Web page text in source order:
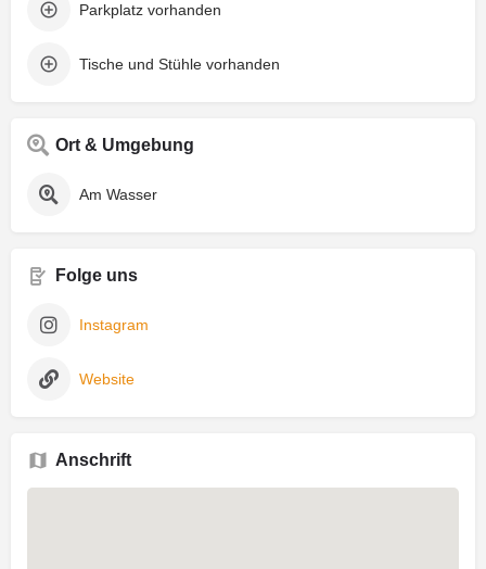
Parkplatz vorhanden
Tische und Stühle vorhanden
Ort & Umgebung
Am Wasser
Folge uns
Instagram
Website
Anschrift